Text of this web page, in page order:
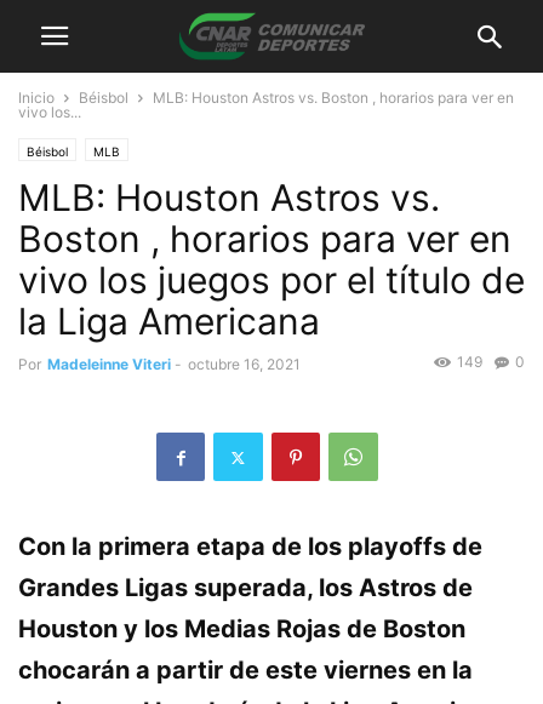
Inicio Béisbol
MLB: Houston Astros vs. Boston , horarios para ver en
vivo los...
Béisbol MLB
MLB: Houston Astros vs.
Boston , horarios para ver en
vivo los juegos por el título de
la Liga Americana
Por Madeleinne Viteri - octubre 16, 2021 0
149
Con la primera etapa de los playoffs de
Grandes Ligas superada, los Astros de
Houston y los Medias Rojas de Boston
chocarán a partir de este viernes en la